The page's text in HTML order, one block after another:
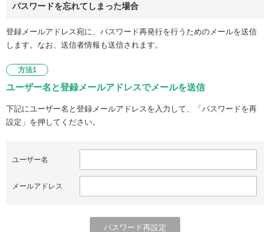
パスワードを忘れてしまった場合
登録メールアドレス宛に、パスワード再発行を行うためのメールを送信
します。なお、送信者情報も送信されます。
方法1
ユーザー名と登録メールアドレスでメールを送信
下記にユーザー名と登録メールアドレスを入力して、「パスワードを再
設定」を押してください。
ユーザー名
メールアドレス